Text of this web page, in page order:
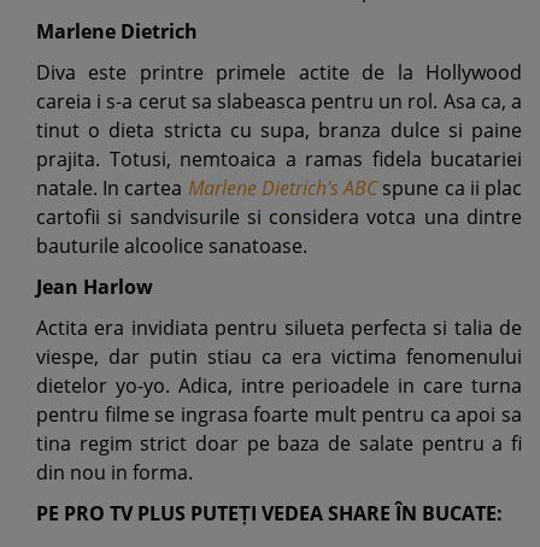
Marlene Dietrich
Diva este printre primele actite de la Hollywood
careia i s-a cerut sa slabeasca pentru un rol. Asa ca, a
tinut o dieta stricta cu supa, branza dulce si paine
prajita. Totusi, nemtoaica a ramas fidela bucatariei
natale. In cartea Marlene Dietrich's ABCspune ca ii plac
cartofii si sandvisurile si considera votca una dintre
bauturile alcoolice sanatoase.
Jean Harlow
Actita era invidiata pentru silueta perfecta si talia de
viespe, dar putin stiau ca era victima fenomenului
dietelor yo-yo. Adica, intre perioadele in care turna
pentru filme se ingrasa foarte mult pentru ca apoi sa
tina regim strict doar pe baza de salate pentru a fi
din nou in forma.
PE PRO TV PLUS PUTEȚI VEDEA SHARE ÎN BUCATE: